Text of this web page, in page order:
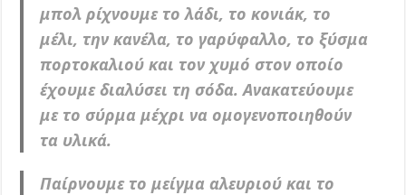
μπολ ρίχνουμε το λάδι, το κονιάκ, το
μέλι, την κανέλα, το γαρύφαλλο, το ξύσμα
πορτοκαλιού και τον χυμό στον οποίο
έχουμε διαλύσει τη σόδα. Ανακατεύουμε
με το σύρμα μέχρι να ομογενοποιηθούν
τα υλικά.
Παίρνουμε το μείγμα αλευριού και το